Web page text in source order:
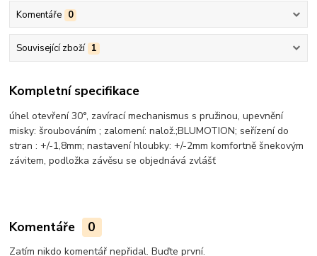
Komentáře 0
Související zboží 1
Kompletní specifikace
úhel otevření 30°, zavírací mechanismus s pružinou, upevnění
misky: šroubováním ; zalomení: nalož.;BLUMOTION; seřízení do
stran : +/-1,8mm; nastavení hloubky: +/-2mm komfortně šnekovým
závitem, podložka závěsu se objednává zvlášť
Komentáře 0
Zatím nikdo komentář nepřidal. Buďte první.